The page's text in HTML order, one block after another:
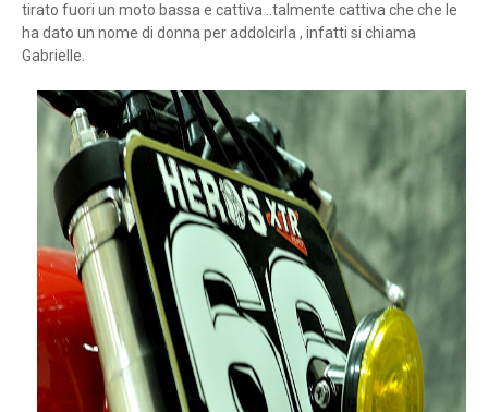
tirato fuori un moto bassa e cattiva ..talmente cattiva che che le
ha dato un nome di donna per addolcirla , infatti si chiama
Gabrielle.